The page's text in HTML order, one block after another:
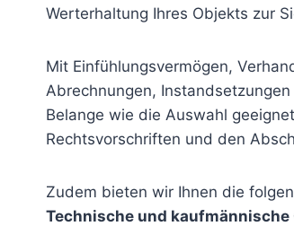
Werterhaltung Ihres Objekts zur
Mit Einfühlungsvermögen,
Abrechnungen,
Belange wie die Auswahl
Rechtsvorschriften und den
Zudem bieten wir Ihnen die
Technische und